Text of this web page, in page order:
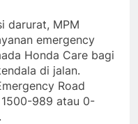
darurat, MPM
emergency
Honda Care bagi
di jalan.
Road
989 atau 0-